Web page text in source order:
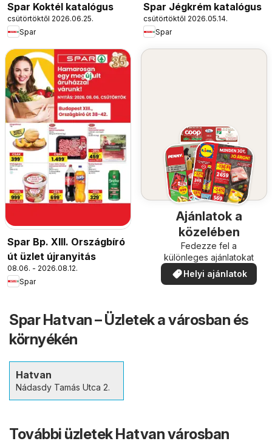
Spar Koktél katalógus
csütörtöktől 2026.06.25.
Spar
Spar Jégkrém katalógus
csütörtöktől 2026.05.14.
Spar
Spar Bp. XIII. Országbíró
út üzlet újranyitás
08.06. - 2026.08.12.
Spar
Ajánlatok a
közelében
Fedezze fel a
különleges ajánlatokat
Helyi ajánlatok
Spar Hatvan – Üzletek a városban és
környékén
Hatvan
Nádasdy Tamás Utca 2.
További üzletek Hatvan városban